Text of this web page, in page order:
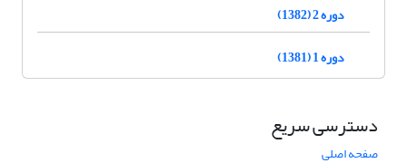
دوره 2 (1382)
دوره 1 (1381)
دسترسی سریع
صفحه اصلی